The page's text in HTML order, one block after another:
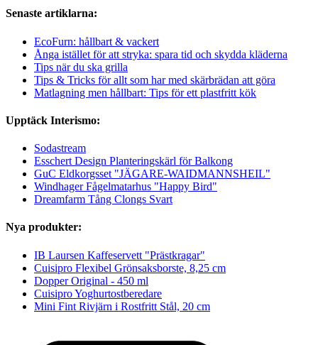
Senaste artiklarna:
EcoFurn: hållbart & vackert
Ånga istället för att stryka: spara tid och skydda kläderna
Tips när du ska grilla
Tips & Tricks för allt som har med skärbrädan att göra
Matlagning men hållbart: Tips för ett plastfritt kök
Upptäck Interismo:
Sodastream
Esschert Design Planteringskärl för Balkong
GuC Eldkorgsset "JÄGARE-WAIDMANNSHEIL"
Windhager Fågelmatarhus "Happy Bird"
Dreamfarm Tång Clongs Svart
Nya produkter:
IB Laursen Kaffeservett "Prästkragar"
Cuisipro Flexibel Grönsaksborste, 8,25 cm
Dopper Original - 450 ml
Cuisipro Yoghurtostberedare
Mini Fint Rivjärn i Rostfritt Stål, 20 cm